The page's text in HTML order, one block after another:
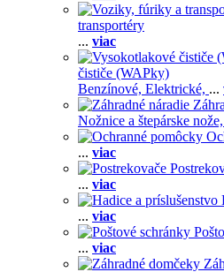
transportéry
... viac
čističe (WAPky)
Benzínové, Elektrické, ...
Nožnice a štepárske nože,
... viac
... viac
... viac
... viac